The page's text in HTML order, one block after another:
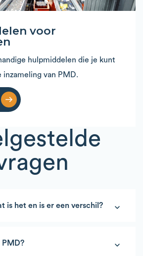
voor
hulpmiddelen die je kunt
inzameling van PMD.
is het en is er een verschil?